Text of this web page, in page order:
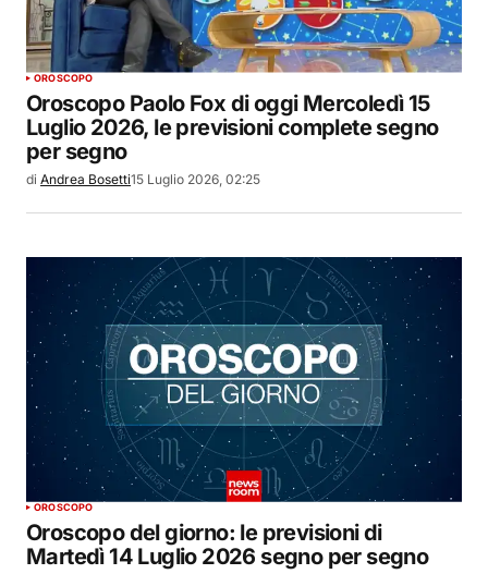
OROSCOPO
Oroscopo Paolo Fox di oggi Mercoledì 15
Luglio 2026, le previsioni complete segno
per segno
di Andrea Bosetti15 Luglio 2026, 02:25
OROSCOPO
Oroscopo del giorno: le previsioni di
Martedì 14 Luglio 2026 segno per segno